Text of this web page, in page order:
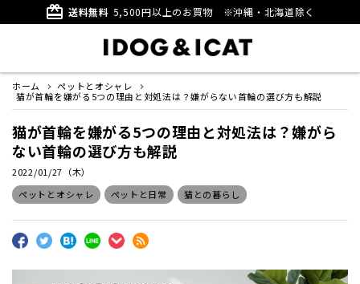
card_giftcard 送料無料 5,500円以上のお買物 ※沖縄・北海道除く
ホーム
ペットとオシャレ
猫が首輪を嫌がる5つの理由と対処法は？嫌がらない首輪の選び方も解説
猫が首輪を嫌がる5つの理由と対処法は？嫌がら
ない首輪の選び方も解説
2022/01/27（木）
ペットとオシャレ
ペットと日常 猫との暮らし